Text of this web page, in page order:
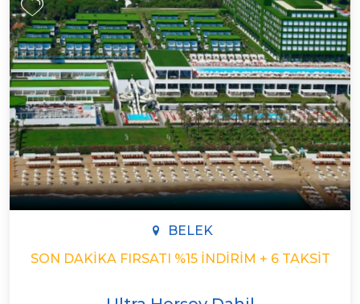
BELEK
SON DAKIKA FIRSATI %15 İNDIRIM + 6 TAKSIT